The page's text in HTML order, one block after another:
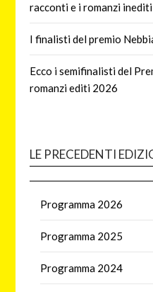
racconti e i romanzi inediti
I finalisti del premio
Ecco i semifinalisti del
romanzi editi 2026
LE PRECEDENTI
Programma 2026
Programma 2025
Programma 2024